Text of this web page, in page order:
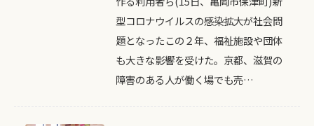
型コロナウイルスの感染拡大が社会問
題となったこの２年、福祉施設や団体
も大きな影響を受けた。京都、滋賀の
障害のある人が働く場でも売…